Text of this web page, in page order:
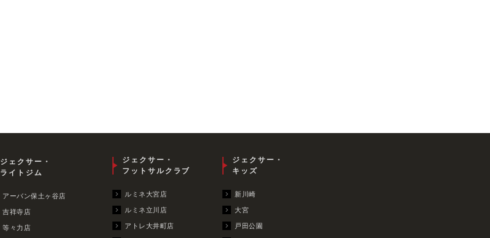
ジェクサー・
ライトジム
アーバン保土ヶ谷店
吉祥寺店
等々力店
ジェクサー・
フットサルクラブ
ルミネ大宮店
ルミネ立川店
アトレ大井町店
ジェクサー・
キッズ
新川崎
大宮
戸田公園